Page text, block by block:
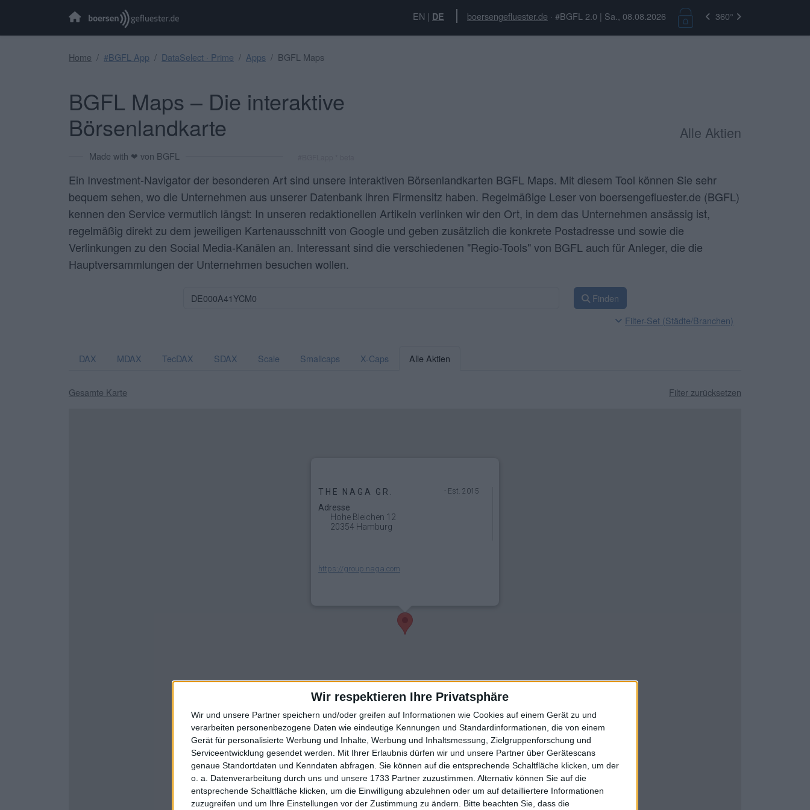
Wir respektieren Ihre Privatsphäre
Wir und unsere Partner speichern und/oder greifen auf Informationen wie Cookies auf einem Gerät zu und
verarbeiten personenbezogene Daten wie eindeutige Kennungen und Standardinformationen, die von einem
Gerät für personalisierte Werbung und Inhalte, Werbung und Inhaltsmessung, Zielgruppenforschung und
Serviceentwicklung gesendet werden.
Mit Ihrer Erlaubnis dürfen wir und unsere Partner über Gerätescans
genaue Standortdaten und Kenndaten abfragen. Sie können auf die entsprechende Schaltfläche klicken, um der
o. a. Datenverarbeitung durch uns und unsere 1733 Partner zuzustimmen. Alternativ können Sie auf die
entsprechende Schaltfläche klicken, um die Einwilligung abzulehnen oder um auf detailliertere Informationen
zuzugreifen und um Ihre Einstellungen vor der Zustimmung zu ändern.
Bitte beachten Sie, dass die
EN | DE boersengefluester.de · #BGFL 2.0 | Sa., 08.08.2026 360°
Home #BGFL App DataSelect · Prime Apps BGFL Maps
BGFL Maps – Die interaktive
Börsenlandkarte
Alle Aktien
Made with ❤ von BGFL
Ein Investment-Navigator der besonderen Art sind unsere interaktiven Börsenlandkarten BGFL Maps. Mit diesem Tool können Sie sehr
bequem sehen, wo die Unternehmen aus unserer Datenbank ihren Firmensitz haben. Regelmäßige Leser von boersengefluester.de (BGFL)
kennen den Service vermutlich längst: In unseren redaktionellen Artikeln verlinken wir den Ort, in dem das Unternehmen ansässig ist,
regelmäßig direkt zu dem jeweiligen Kartenausschnitt von Google und geben zusätzlich die konkrete Postadresse und sowie die
Verlinkungen zu den Social Media-Kanälen an. Interessant sind die verschiedenen "Regio-Tools" von BGFL auch für Anleger, die die
Hauptversammlungen der Unternehmen besuchen wollen.
Finden
Filter-Set (Städte/Branchen)
DAX MDAX TecDAX SDAX Scale Smallcaps X-Caps Alle Aktien
Gesamte Karte Filter zurücksetzen
THE NAGA GR.
Adresse
Hohe Bleichen 12
20354 Hamburg
- Est. 2015
https://group.naga.com